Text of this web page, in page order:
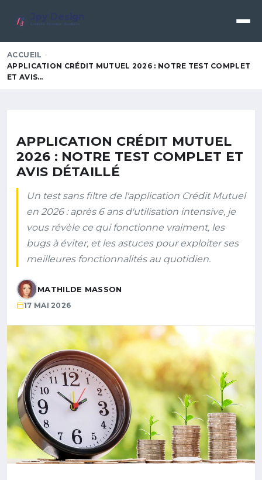
Créativité • Innovation • Excellence
ACCUEIL
APPLICATION CRÉDIT MUTUEL 2026 : NOTRE TEST COMPLET
ET AVIS…
APPLICATION CRÉDIT MUTUEL
2026 : NOTRE TEST COMPLET ET
AVIS DÉTAILLÉ
Un test sans filtre de l'application Crédit Mutuel
en 2026 : après 6 ans d'utilisation intensive, je
vous révèle ce qui fonctionne vraiment, les
bugs à éviter, et les astuces pour exploiter ses
meilleures fonctionnalités au quotidien.
MATHILDE MASSON
17 MAI 2026